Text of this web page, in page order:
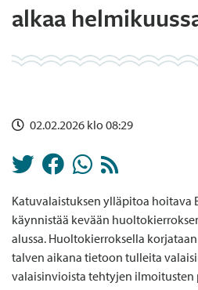
alkaa
02.02.2026 klo 08:29
Katuvalaistuksen ylläpitoa hoitava
käynnistää kevään
alussa. Huoltokierroksella
talven aikana tietoon tulleita
valaisinvioista tehtyjen ilmoitusten